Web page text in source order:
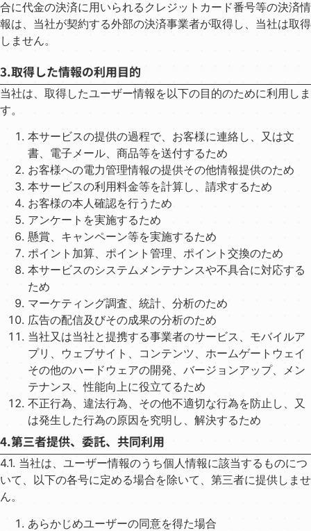
合に代⾦の決済に⽤いられるクレジットカード番号等の決済情
報は、当社が契約する外部の決済事業者が取得し、当社は取得
しません。
3.取得した情報の利用目的
当社は、取得したユーザー情報を以下の⽬的のために利⽤しま
す。
本サービスの提供の過程で、お客様に連絡し、⼜は⽂
書、電⼦メール、商品等を送付するため
お客様への電⼒管理情報の提供その他情報提供のため
本サービスの利⽤料⾦等を計算し、請求するため
お客様の本⼈確認を⾏うため
アンケートを実施するため
懸賞、キャンペーン等を実施するため
ポイント加算、ポイント管理、ポイント交換のため
本サービスのシステムメンテナンスや不具合に対応する
ため
マーケティング調査、統計、分析のため
広告の配信及びその成果の分析のため
当社⼜は当社と提携する事業者のサービス、モバイルア
プリ、ウェブサイト、コンテンツ、ホームゲートウェイ
その他のハードウェアの開発、バージョンアップ、メン
テナンス、性能向上に役⽴てるため
不正⾏為、違法⾏為、その他不適切な⾏為を防⽌し、⼜
は発⽣した⾏為の原因を究明し、解決するため
4.第三者提供、委託、共同利⽤
4.1. 当社は、ユーザー情報のうち個⼈情報に該当するものにつ
いて、以下の各号に定める場合を除いて、第三者に提供しませ
ん。
あらかじめユーザーの同意を得た場合